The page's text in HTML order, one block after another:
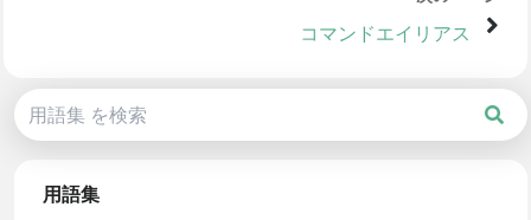
コマンドエイリアス
用語集